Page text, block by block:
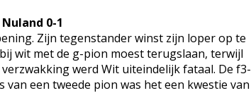
0-1
Zijn tegenstander winst zijn loper op te
wit met de g-pion moest terugslaan, terwijl
werd Wit uiteindelijk fataal. De f3-
een tweede pion was het een kwestie van